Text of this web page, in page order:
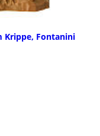
Krippe, Fontanini